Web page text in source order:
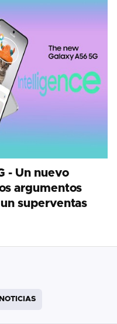
- Un nuevo
argumentos
superventas